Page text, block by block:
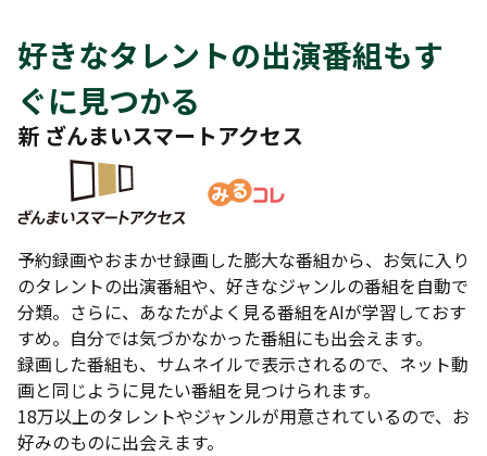
好きなタレントの出演番組もす
ぐに見つかる
新 ざんまいスマートアクセス
予約録画やおまかせ録画した膨大な番組から、お気に入り
のタレントの出演番組や、好きなジャンルの番組を自動で
分類。さらに、あなたがよく見る番組をAIが学習しておす
すめ。自分では気づかなかった番組にも出会えます。
録画した番組も、サムネイルで表示されるので、ネット動
画と同じように見たい番組を見つけられます。
18万以上のタレントやジャンルが用意されているので、お
好みのものに出会えます。